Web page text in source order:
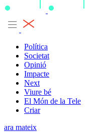
Política
Societat
Opinió
Impacte
Next
Viure bé
El Món de la Tele
Criar
ara mateix